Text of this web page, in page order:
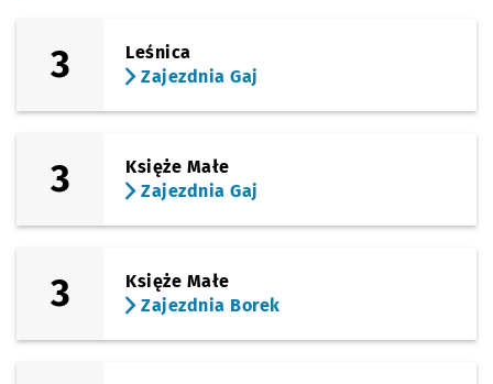
3
Leśnica
Zajezdnia Gaj
3
Księże Małe
Zajezdnia Gaj
3
Księże Małe
Zajezdnia Borek